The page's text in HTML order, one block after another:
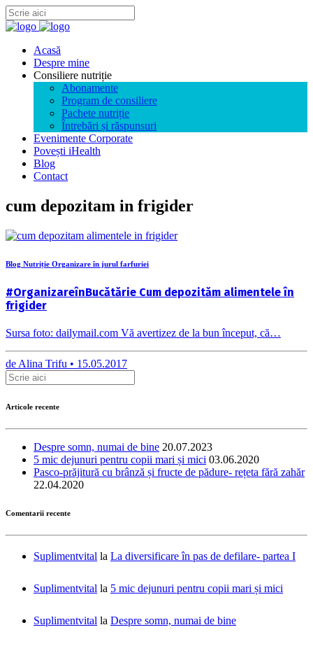
Acasă
Despre mine
Consiliere nutriție
Abonamente
Program de consiliere
Pachete nutriție
Întrebări și răspunsuri
Evenimente Corporate
Povești iHealth
Blog
Contact
cum depozitam in frigider
Blog Nutriție Organizare în jurul farfuriei
#OrganizareînBucătărie Cum depozităm alimentele în
frigider
Sursa foto: dailymail.com Vă avertizez de la bun început, că…
de Alina Trifu • 15.05.2017
Articole recente
Despre somn, numai de bine 20.07.2023
5 mic dejunuri pentru copii mari și mici 03.06.2020
Pasco-prăjitură cu brânză și fructe de pădure- rețeta fără zahăr
22.04.2020
Comentarii recente
Suplimentvital la La diversificare în pas de defilare- partea I
Suplimentvital la 5 mic dejunuri pentru copii mari și mici
Suplimentvital la Despre somn, numai de bine